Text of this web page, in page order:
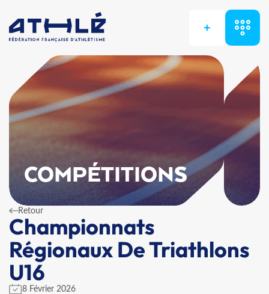
+
COMPÉTITIONS
Retour
Championnats
Régionaux De Triathlons
U16
8 Février 2026